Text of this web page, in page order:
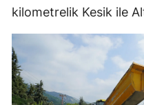
kilometrelik Kesik ile